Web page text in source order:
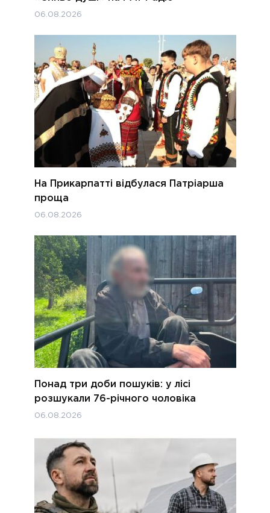
06.08.2026
На Прикарпатті відбулася Патріарша
проща
06.08.2026
Понад три доби пошуків: у лісі
розшукали 76-річного чоловіка
06.08.2026